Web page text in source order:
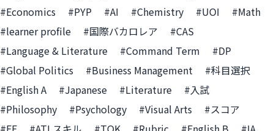
#Economics
#PYP #AI #Chemistry #UOI
#Math
#learner profile
#国際バカロレア
#CAS
#Language & Literature
#Command Term
#DP
#Global Politics
#Business Management
#科目選択
#English A
#Japanese #Literature
#入試
#Philosophy
#Psychology #Visual Arts
#スコア